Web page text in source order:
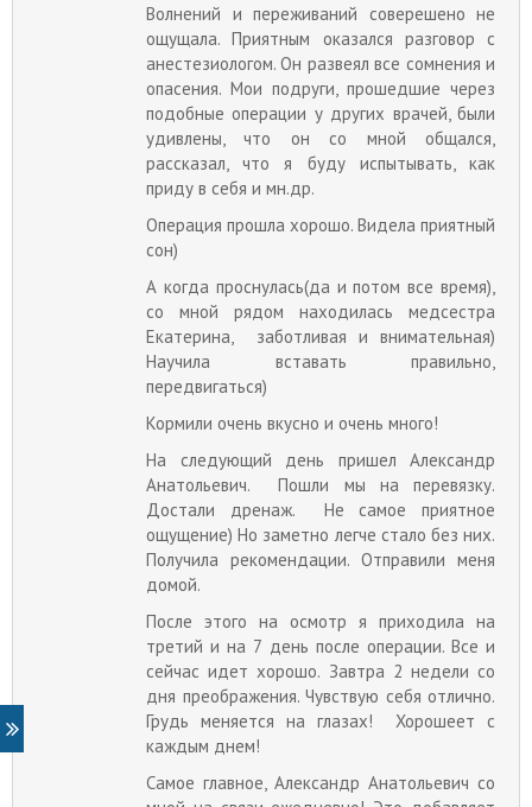
Волнений и переживаний соверешено не
ощущала. Приятным оказался разговор с
анестезиологом. Он развеял все сомнения и
опасения. Мои подруги, прошедшие через
подобные операции у других врачей, были
удивлены, что он со мной общался,
рассказал, что я буду испытывать, как
приду в себя и мн.др.
Операция прошла хорошо. Видела приятный
сон)
А когда проснулась(да и потом все время),
со мной рядом находилась медсестра
Екатерина, заботливая и внимательная)
Научила вставать правильно,
передвигаться)
Кормили очень вкусно и очень много!
На следующий день пришел Александр
Анатольевич. Пошли мы на перевязку.
Достали дренаж. Не самое приятное
ощущение) Но заметно легче стало без них.
Получила рекомендации. Отправили меня
домой.
После этого на осмотр я приходила на
третий и на 7 день после операции. Все и
сейчас идет хорошо. Завтра 2 недели со
дня преображения. Чувствую себя отлично.
Грудь меняется на глазах! Хорошеет с
каждым днем!
Самое главное, Александр Анатольевич со